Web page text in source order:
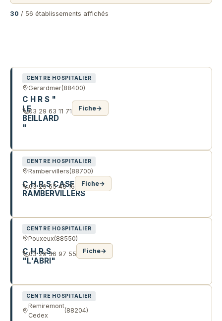
30 / 56 établissements affichés
Liste des établissements de santé
CENTRE HOSPITALIER
Gerardmer(88400)
C H R S "
LE
BEILLARD
"
03 29 63 11 71 Fiche→
CENTRE HOSPITALIER
Rambervillers(88700)
C.H.R.S CASFC
RAMBERVILLERS
03 29 65 46 16 Fiche→
CENTRE HOSPITALIER
Pouxeux(88550)
C.H.R.S.
"L'ABRI"
03 29 36 97 55 Fiche→
CENTRE HOSPITALIER
Remiremont
Cedex
(88204)